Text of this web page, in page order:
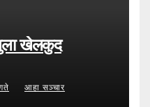
खुला खेलकुद
आहा सञ्चार